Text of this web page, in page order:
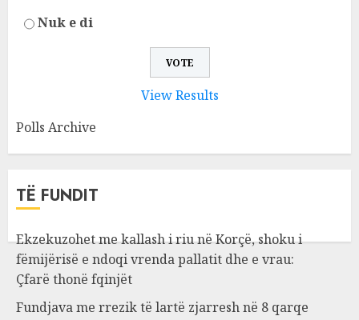
Nuk e di
View Results
Polls Archive
TË FUNDIT
Ekzekuzohet me kallash i riu në Korçë, shoku i
fëmijërisë e ndoqi vrenda pallatit dhe e vrau:
Çfarë thonë fqinjët
Fundjava me rrezik të lartë zjarresh në 8 qarqe